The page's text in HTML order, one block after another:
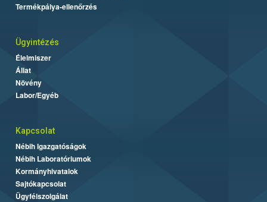
Termékpálya-ellenőrzés
Ügyintézés
Élelmiszer
Állat
Növény
Labor/Egyéb
Kapcsolat
Nébih Igazgatóságok
Nébih Laboratóriumok
Kormányhivatalok
Sajtókapcsolat
Ügyfélszolgálat